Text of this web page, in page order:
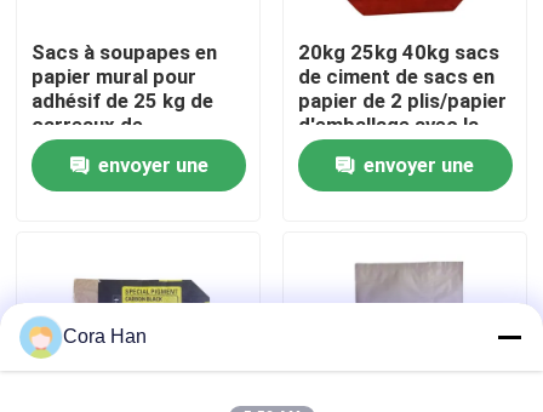
Contactez-nous
Nouvelles
Sacs de empaquetage de ciment
Sacs à soupapes en
papier mural pour
adhésif de 25 kg de
carreaux de
porcelaine
envoyer une
20kg 25kg 40kg sacs
de ciment de sacs en
papier de 2 plis/papier
d'emballage avec la
poudre adhésive
envoyer une
Cora Han